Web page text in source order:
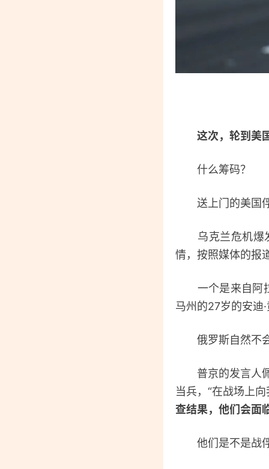
这次，轮到美
什么筹码？
送上门的美国
乌克兰危机爆发
情，按照媒体的报
一个是来自阿拉
马州的27岁的安迪
俄罗斯自然不会
普京的发言人佩
当兵，“在战场上
查结果，他们会面
他们是不是战